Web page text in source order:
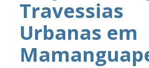
Travessias
Urbanas em